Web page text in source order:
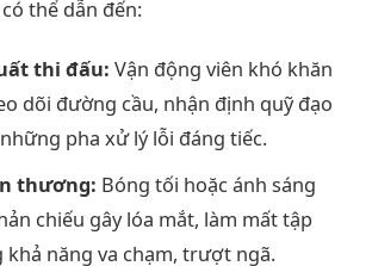
thể dẫn đến:
thi đấu: Vận động viên khó khăn
dõi đường cầu, nhận định quỹ đạo
pha xử lý lỗi đáng tiếc.
thương: Bóng tối hoặc ánh sáng
chiếu gây lóa mắt, làm mất tập
năng va chạm, trượt ngã.